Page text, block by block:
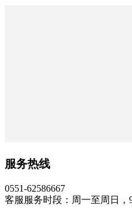
服务热线
0551-62586667
客服服务时段：周一至周日，